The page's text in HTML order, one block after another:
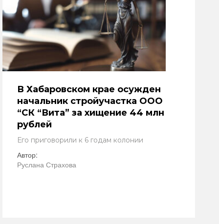
В Хабаровском крае осужден
начальник стройучастка ООО
“СК “Вита” за хищение 44 млн
рублей
Его приговорили к 6 годам колонии
Автор:
Руслана Страхова